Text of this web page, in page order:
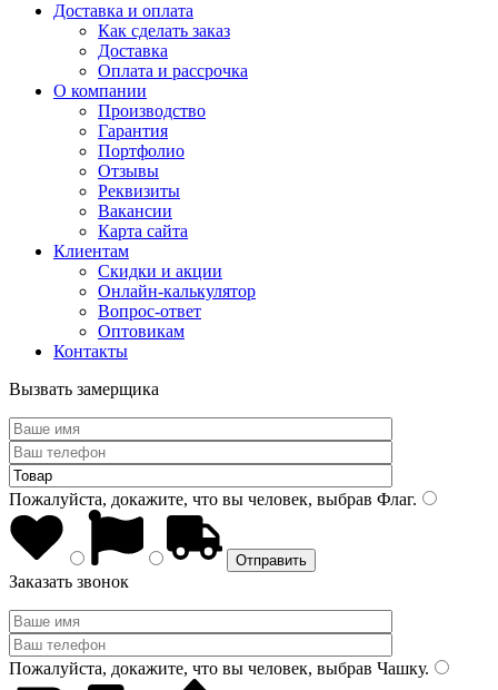
Доставка и оплата
Как сделать заказ
Доставка
Оплата и рассрочка
О компании
Производство
Гарантия
Портфолио
Отзывы
Реквизиты
Вакансии
Карта сайта
Клиентам
Скидки и акции
Онлайн-калькулятор
Вопрос-ответ
Оптовикам
Контакты
Вызвать замерщика
Пожалуйста, докажите, что вы человек, выбрав Флаг.
Заказать звонок
Пожалуйста, докажите, что вы человек, выбрав Чашку.